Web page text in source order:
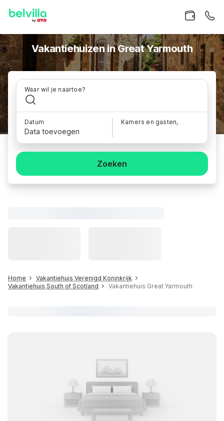
Vakantiehuizen in Great Yarmouth
Waar wil je naartoe?
Datum
Data toevoegen
Kamers en gasten,
Zoeken
Home
Vakantiehuis Verenigd Koninkrijk
Vakantiehuis South of Scotland
Vakantiehuis Great Yarmouth